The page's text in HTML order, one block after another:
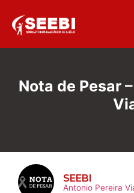
Nota de Pesar
SEEBI
Antonio Pereira